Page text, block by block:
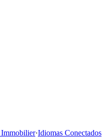
·Idiomas Conectados